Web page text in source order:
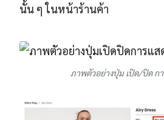
นั้น ๆ ในหน้าร้านค้า
ภาพตัวอย่างปุ่ม เปิด/ปิด กา